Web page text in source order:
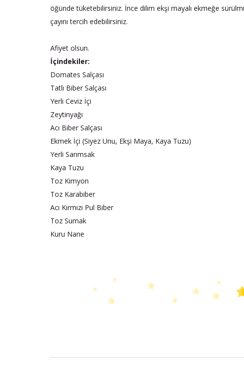
öğünde tüketebilirsiniz. İnce dilim ekşi mayalı ekmeğe
çayını tercih edebilirsiniz.
Afiyet olsun.
İçindekiler:
Domates Salçası
Tatlı Biber Salçası
Yerli Ceviz İçi
Zeytinyağı
Acı Biber Salçası
Ekmek İçi (Siyez Unu, Ekşi Maya, Kaya Tuzu)
Yerli Sarımsak
Kaya Tuzu
Toz Kimyon
Toz Karabiber
Acı Kırmızı Pul Biber
Toz Sumak
Kuru Nane